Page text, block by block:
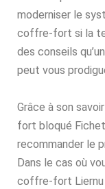
moderniser le
coffre-fort si la
des conseils
peut vous
Grâce à son
fort bloqué
recommander le
Dans le cas où
coffre-fort Liernu